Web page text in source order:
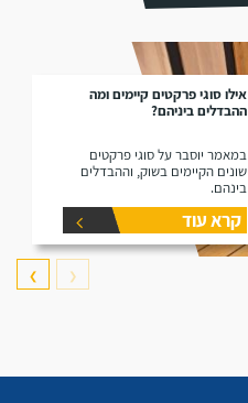
אילו סוגי פרקטים קיימים ומה
ההבדלים ביניהם?
במאמר יוסבר על סוגי פרקטים
שונים הקיימים בשוק, וההבדלים
בינהם.
קרא עוד
❮
❯